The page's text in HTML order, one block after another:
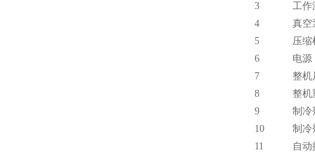
3
工作
4
真空
5
压缩
6
电源
7
整机
8
整机
9
制冷
10
制冷
11
自